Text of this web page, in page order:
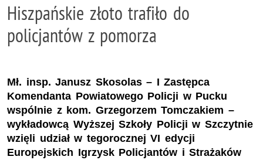
Hiszpańskie złoto trafiło do
policjantów z pomorza
Mł. insp. Janusz Skosolas – I Zastępca
Komendanta Powiatowego Policji w Pucku
wspólnie z kom. Grzegorzem Tomczakiem –
wykładowcą Wyższej Szkoły Policji w Szczytnie
wzięli udział w tegorocznej VI edycji
Europejskich Igrzysk Policjantów i Strażaków